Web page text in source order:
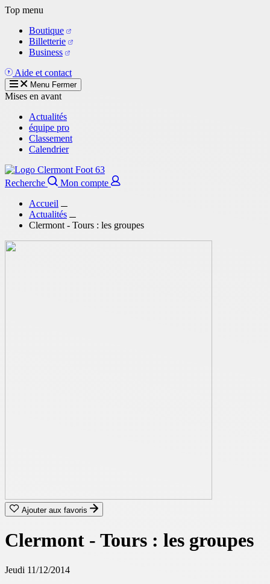
Aller
contenu
principal
Top menu
Boutique
Billetterie
Business
Aide et contact
Menu Fermer
Mises en avant
Actualités
équipe pro
Classement
Calendrier
Recherche
Mon compte
Accueil
Actualités
Clermont - Tours : les groupes
Ajouter aux favoris
Clermont - Tours : les groupes
Jeudi 11/12/2014